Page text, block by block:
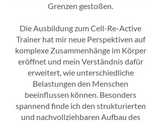
Grenzen gestoßen.
Die Ausbildung zum Cell-Re-Active
Trainer hat mir neue Perspektiven auf
komplexe Zusammenhänge im Körper
eröffnet und mein Verständnis dafür
erweitert, wie unterschiedliche
Belastungen den Menschen
beeinflussen können. Besonders
spannend finde ich den strukturierten
und nachvollziehbaren Aufbau des